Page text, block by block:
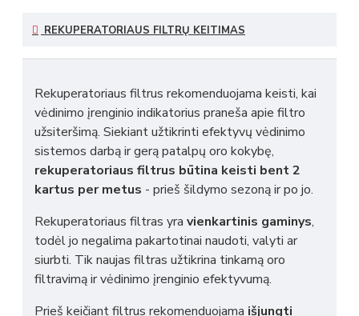
REKUPERATORIAUS FILTRŲ KEITIMAS
Rekuperatoriaus filtrus rekomenduojama keisti, kai
vėdinimo įrenginio indikatorius praneša apie filtro
užsiteršimą. Siekiant užtikrinti efektyvų vėdinimo
sistemos darbą ir gerą patalpų oro kokybę,
rekuperatoriaus filtrus būtina keisti bent 2
kartus per metus - prieš šildymo sezoną ir po jo.
Rekuperatoriaus filtras yra vienkartinis gaminys,
todėl jo negalima pakartotinai naudoti, valyti ar
siurbti. Tik naujas filtras užtikrina tinkamą oro
filtravimą ir vėdinimo įrenginio efektyvumą.
Prieš keičiant filtrus rekomenduojama išjungti